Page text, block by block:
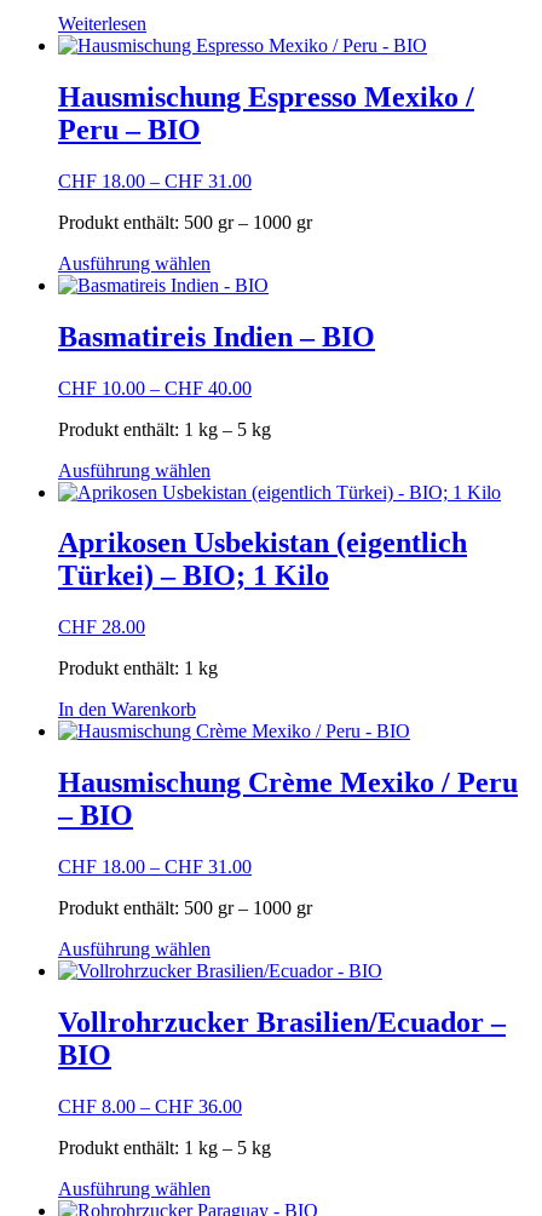
Weiterlesen
Hausmischung Espresso Mexiko /
Peru – BIO
CHF 18.00 – CHF 31.00
Produkt enthält: 500 gr– 1000 gr
Ausführung wählen
Produkt
mehrere
Varianten
Die
können
der
Produktseite
werden
Basmatireis Indien – BIO
CHF 10.00 – CHF 40.00
Produkt enthält: 1 kg – 5 kg
Ausführung wählen
Produkt
mehrere
Varianten
auf.
auf
gewählt
Aprikosen Usbekistan (eigentlich
Türkei) – BIO; 1 Kilo
CHF 28.00
Produkt enthält: 1 kg
In den Warenkorb
Hausmischung Crème Mexiko / Peru
– BIO
CHF 18.00 – CHF 31.00
Produkt enthält: 500 gr– 1000 gr
Ausführung wählen
Produkt
mehrere
Varianten
Optionen
können
auf
gewählt
Vollrohrzucker Brasilien/Ecuador –
BIO
CHF 8.00 – CHF 36.00
Produkt enthält: 1 kg – 5 kg
Ausführung wählen
Produkt